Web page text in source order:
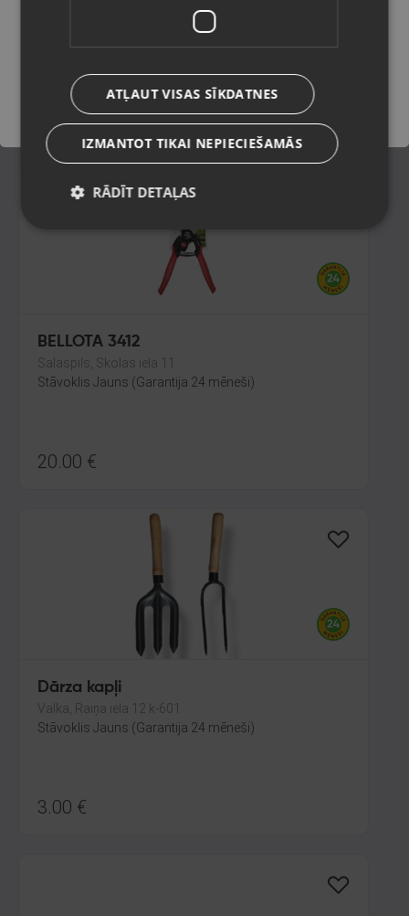
Stāvoklis Jauns (Garantija 24 mēneši)
€
BELLOTA 3412
Salaspils, Skolas iela 11
Stāvoklis Jauns (Garantija 24 mēneši)
20.00 €
Dārza kapļi
Valka, Raiņa iela 12 k-601
Stāvoklis Jauns (Garantija 24 mēneši)
3.00 €
Saglabāt
ATĻAUT VISAS SĪKDATNES
IZMANTOT TIKAI NEPIECIEŠAMĀS
RĀDĪT DETAĻAS